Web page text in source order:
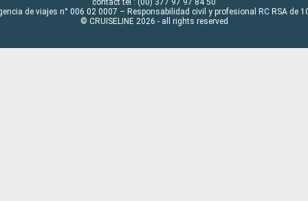
de viajes n° 006 02 0007 – Responsabilidad civil y profesional RC RSA de
© CRUISELINE 2026 - all rights reserved